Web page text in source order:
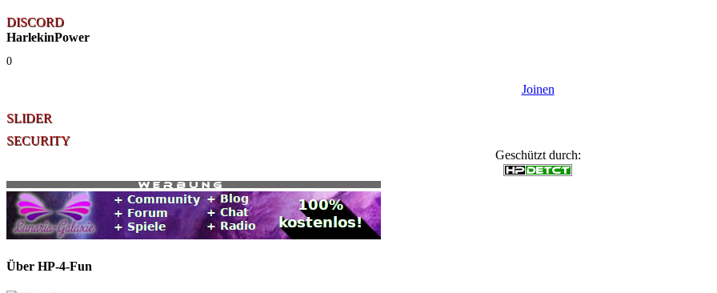
DISCORD
HarlekinPower
0
Joinen
SLIDER
SECURITY
Geschützt durch:
Über HP-4-Fun